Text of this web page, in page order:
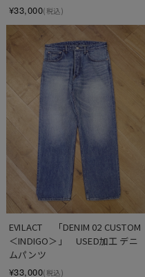
¥33,000(税込)
EVILACT 　「DENIM 02 CUSTOM
＜INDIGO＞」　USED加工 デニ
ムパンツ
¥33,000(税込)